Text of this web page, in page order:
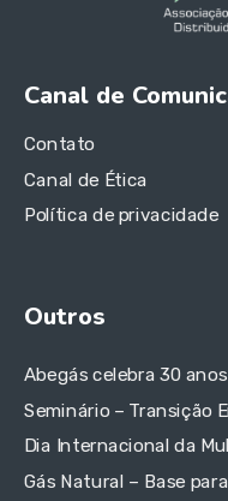
Canal de
Contato
Canal de Ética
Política de privacidade
Outros
Abegás celebra 30 anos
Seminário – Transição
Dia Internacional da
Gás Natural – Base